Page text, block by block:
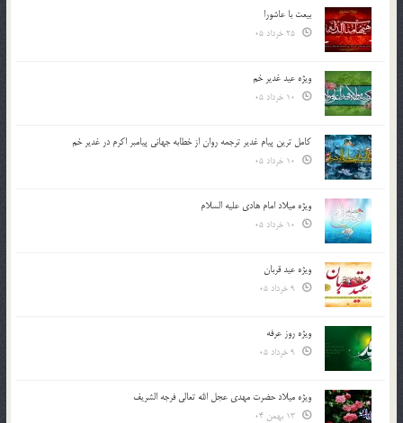
بیعت با عاشورا
ویژه عید غدیر خم
کامل ترین پیام غدیر ترجمه روان از خطابه جهانی پیامبر اکرم در غدیر خم
ویژه میلاد امام هادی علیه السلام
ویژه عید قربان
ویژه روز عرفه
ویژه میلاد حضرت مهدی عجل الله تعالی فرجه الشريف